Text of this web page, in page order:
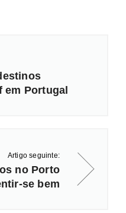
em Portugal
Artigo seguinte:
no Porto
se bem